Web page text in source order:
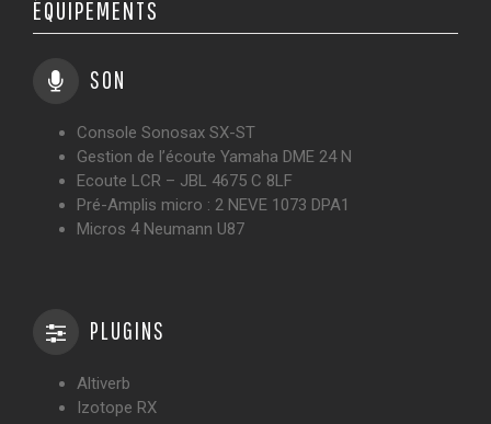
ÉQUIPEMENTS
SON
Console Sonosax SX-ST
Gestion de l’écoute Yamaha DME 24 N
Ecoute LCR – JBL 4675 C 8LF
Pré-Amplis micro : 2 NEVE 1073 DPA1
Micros 4 Neumann U87
PLUGINS
Altiverb
Izotope RX